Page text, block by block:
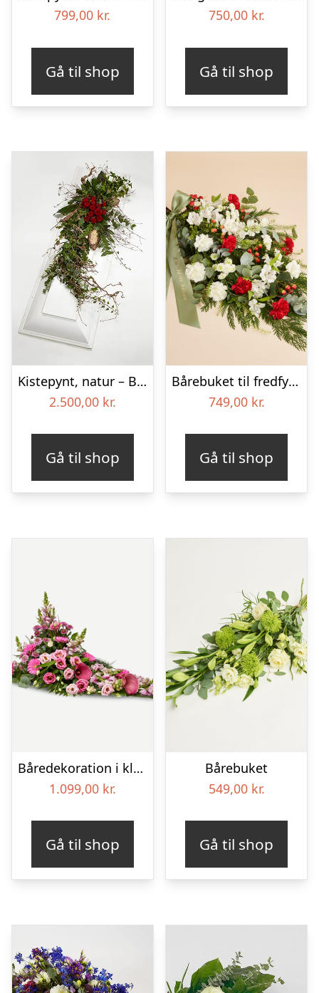
799,00 kr.
Gå til shop
750,00 kr.
Gå til shop
Kistepynt, natur – Blomster til begravelse
2.500,00 kr.
Gå til shop
Bårebuket til fredfyldt kærlighed med bånd
749,00 kr.
Gå til shop
Båredekoration i klassisk stil – pink
1.099,00 kr.
Gå til shop
Bårebuket
549,00 kr.
Gå til shop